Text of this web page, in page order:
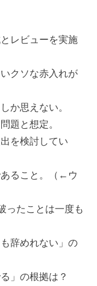
レビューを実施
クソな赤入れが
か思えない。
題と想定。
を検討してい
あること。（←ウ
ったことは一度も
辞めれない」の
」の根拠は？